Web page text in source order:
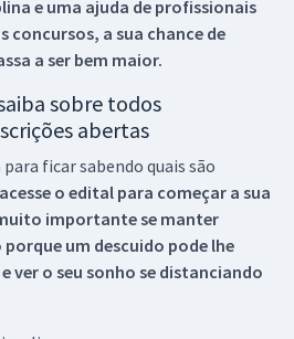
e uma ajuda de profissionais
concursos, a sua chance de
a ser bem maior.
sobre todos
abertas
ficar sabendo quais são
o edital para começar a sua
importante se manter
um descuido pode lhe
ver o seu sonho se distanciando